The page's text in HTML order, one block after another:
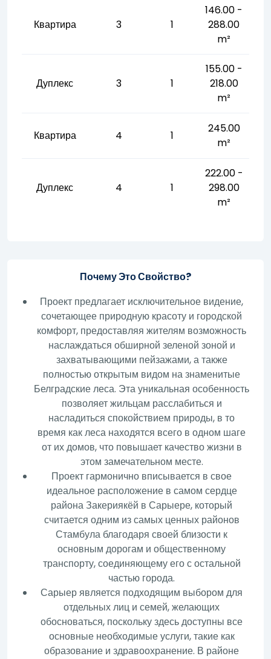
Квартира 3 1
146.00 -
288.00
m²
Дуплекс 3 1
155.00 -
218.00
m²
Квартира 4 1
245.00
m²
Дуплекс 4 1
222.00 -
298.00
m²
Почему Это Свойство?
Проект предлагает исключительное видение,
сочетающее природную красоту и городской
комфорт, предоставляя жителям возможность
наслаждаться обширной зеленой зоной и
захватывающими пейзажами, а также
полностью открытым видом на знаменитые
Белградские леса. Эта уникальная особенность
позволяет жильцам расслабиться и
насладиться спокойствием природы, в то
время как леса находятся всего в одном шаге
от их домов, что повышает качество жизни в
этом замечательном месте.
Проект гармонично вписывается в свое
идеальное расположение в самом сердце
района Закериякёй в Сарыере, который
считается одним из самых ценных районов
Стамбула благодаря своей близости к
основным дорогам и общественному
транспорту, соединяющему его с остальной
частью города.
Сарыер является подходящим выбором для
отдельных лиц и семей, желающих
обосноваться, поскольку здесь доступны все
основные необходимые услуги, такие как
образование и здравоохранение. В районе